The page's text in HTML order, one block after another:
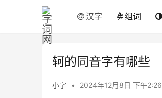
汉字 组词
轲的同音字有哪些
小字 • 2024年12月8日 下午2:26